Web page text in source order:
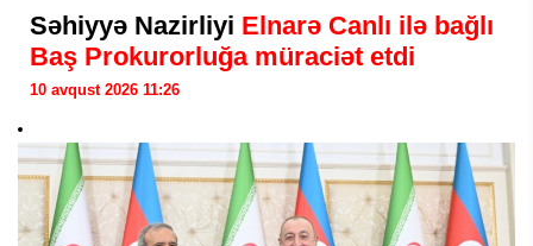
Səhiyyə Nazirliyi Elnarə Canlı ilə bağlı
Baş Prokurorluğa müraciət etdi
10 avqust 2026 11:26